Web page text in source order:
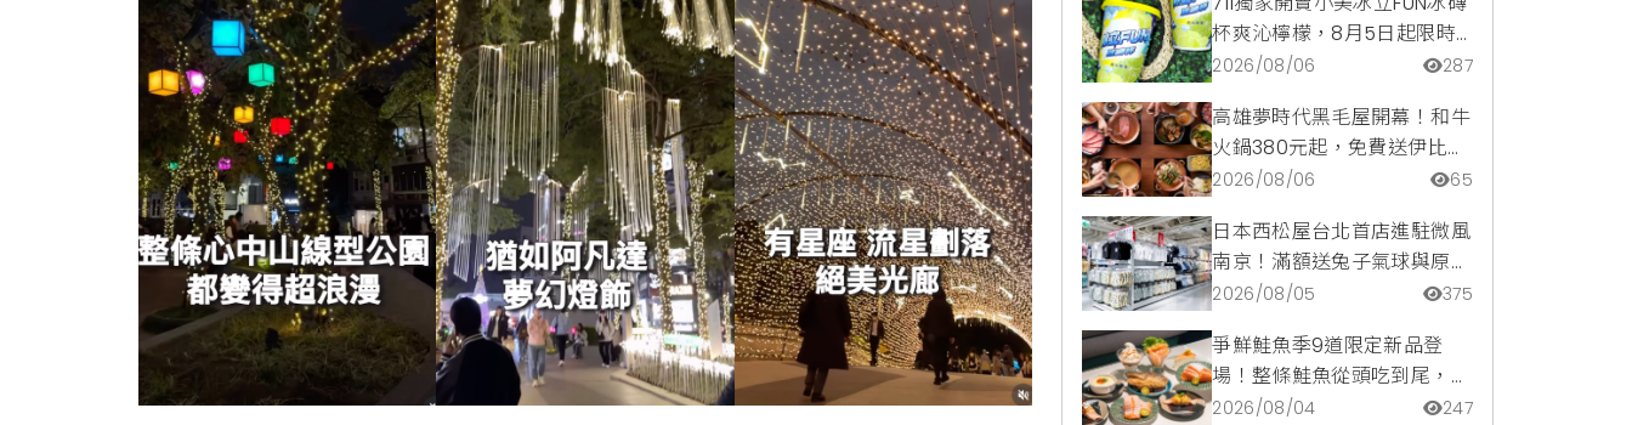
杯爽沁檸檬，8月5日起限時
嚐鮮價39元特調咖啡氣泡水
2026/08/06 287
高雄夢時代黑毛屋開幕！和牛
火鍋380元起，免費送伊比利
豬再享青森蘋果冰淇淋加購
2026/08/06 65
日本西松屋台北首店進駐微風
南京！滿額送兔子氣球與原創
托特包，指定夏裝享8折優惠
2026/08/05 375
爭鮮鮭魚季9道限定新品登
場！整條鮭魚從頭吃到尾，鹹
甜鮭魚卵霜淇淋開吃，滿額再
2026/08/04 247